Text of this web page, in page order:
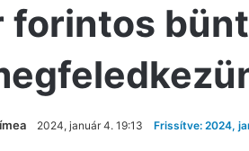
forintos
2024, január 4. 19:13 Frissítve: 2024,